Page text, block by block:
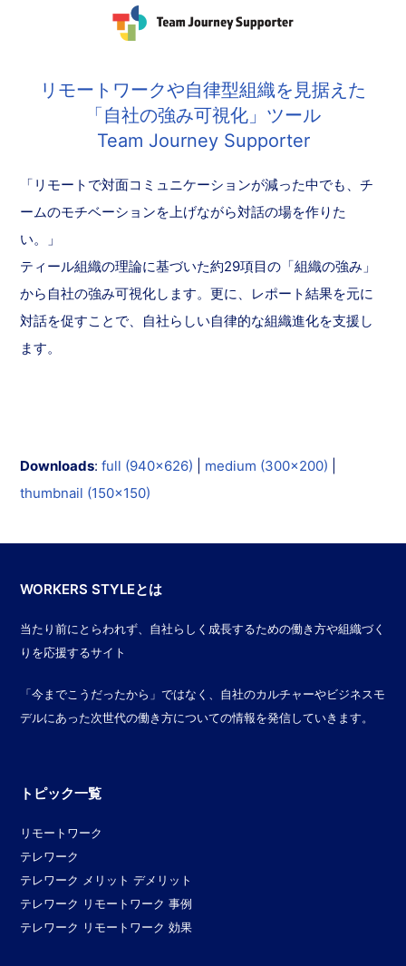
リモートワークや自律型組織を見据えた
「自社の強み可視化」ツール
Team Journey Supporter
「リモートで対面コミュニケーションが減った中でも、チ
ームのモチベーションを上げながら対話の場を作りた
い。」
ティール組織の理論に基づいた約29項目の「組織の強み」
から自社の強み可視化します。更に、レポート結果を元に
対話を促すことで、自社らしい自律的な組織進化を支援し
ます。
Downloads:full (940x626) medium (300x200)
thumbnail (150x150)
WORKERS STYLEとは
当たり前にとらわれず、自社らしく成長するための働き方や組織づく
りを応援するサイト
「今までこうだったから」ではなく、自社のカルチャーやビジネスモ
デルにあった次世代の働き方についての情報を発信していきます。
トピック一覧
リモートワーク
テレワーク
テレワーク メリット デメリット
テレワーク リモートワーク 事例
テレワーク リモートワーク 効果